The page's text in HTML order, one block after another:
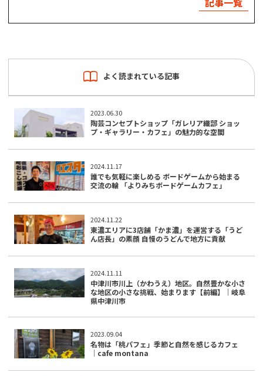
よく読まれている記事
2023.06.30
陶芸コンセプトショップ「ガレリア織部 ショッ
プ・ギャラリー・カフェ」の魅力的な空間
2024.11.17
誰でも気軽に楽しめる ボードゲームから始まる
交流の輪 「よりみちボードゲームカフェ」
2024.11.22
東濃エリアに3店舗「かま濃」を運営する「うど
ん店長」の素顔 自慢のうどんで地方に貢献
2024.11.11
中津川市川上（かわうえ）地区。自然豊かな小さ
な地区の小さな挑戦、始まります【前編】｜岐阜
県中津川市
2023.09.04
名物は「桃パフェ」季節と自然を感じるカフェ
│cafe montana